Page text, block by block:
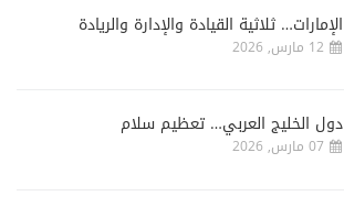
الإمارات… ثلاثية القيادة والإدارة والريادة
12 مارس, 2026
دول الخليج العربي… تعظيم سلام
07 مارس, 2026